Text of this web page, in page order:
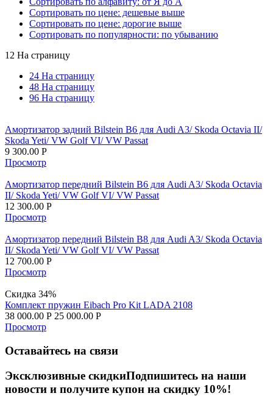
Сортировать по цене: дешевые выше
Сортировать по цене: дорогие выше
Сортировать по популярности: по убыванию
12 На страницу
24 На страницу
48 На страницу
96 На страницу
Амортизатор задний Bilstein B6 для Audi A3/ Skoda Octavia II/
Skoda Yeti/ VW Golf VI/ VW Passat
9 300.00 Р
Просмотр
Амортизатор передний Bilstein B6 для Audi A3/ Skoda Octavia
II/ Skoda Yeti/ VW Golf VI/ VW Passat
12 300.00 Р
Просмотр
Амортизатор передний Bilstein B8 для Audi A3/ Skoda Octavia
II/ Skoda Yeti/ VW Golf VI/ VW Passat
12 700.00 Р
Просмотр
Скидка 34%
Комплект пружин Eibach Pro Kit LADA 2108
38 000.00 Р 25 000.00 Р
Просмотр
Оставайтесь на связи
Эксклюзивные скидкиПодпишитесь на наши
новости и получите купон на скидку 10%!